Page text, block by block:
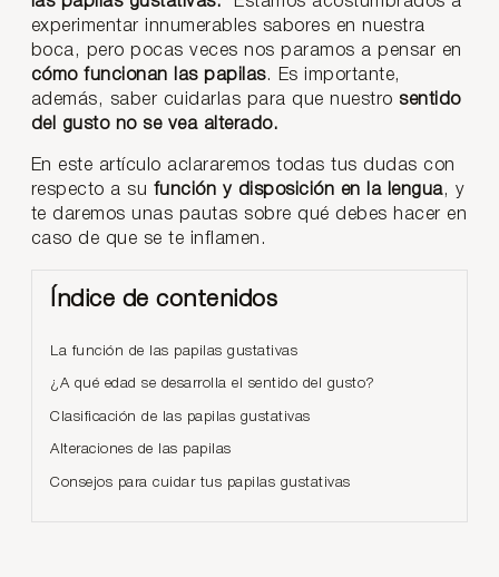
experimentar innumerables sabores en nuestra
boca, pero pocas veces nos paramos a pensar en
cómo funcionan las papilas. Es importante,
además, saber cuidarlas para que nuestro sentido
del gusto no se vea alterado.
En este artículo aclararemos todas tus dudas con
respecto a su función y disposición en la lengua, y
te daremos unas pautas sobre qué debes hacer en
caso de que se te inflamen.
Índice de contenidos
La función de las papilas gustativas
¿A qué edad se desarrolla el sentido del gusto?
Clasificación de las papilas gustativas
Alteraciones de las papilas
Consejos para cuidar tus papilas gustativas